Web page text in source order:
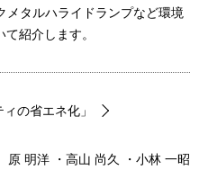
メタルハライドランプなど環境
紹介します。
の省エネ化」
原 明洋 ・高山 尚久 ・小林 一昭